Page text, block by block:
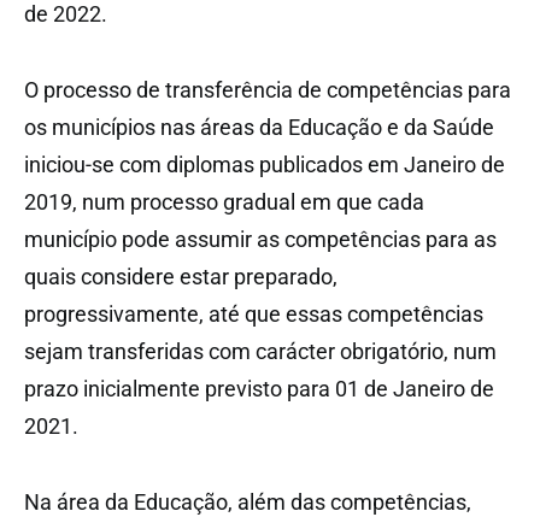
de 2022.
O processo de transferência de competências para
os municípios nas áreas da Educação e da Saúde
iniciou-se com diplomas publicados em Janeiro de
2019, num processo gradual em que cada
município pode assumir as competências para as
quais considere estar preparado,
progressivamente, até que essas competências
sejam transferidas com carácter obrigatório, num
prazo inicialmente previsto para 01 de Janeiro de
2021.
Na área da Educação, além das competências,